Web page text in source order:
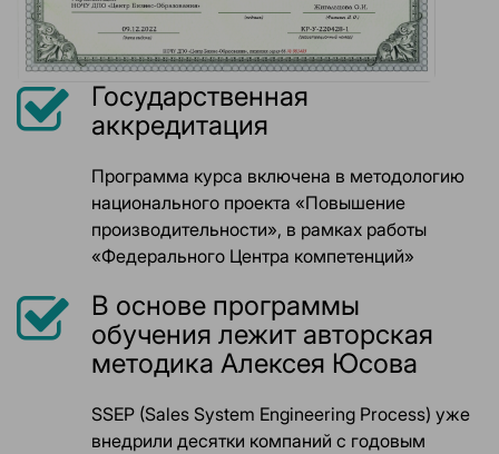
Государственная
аккредитация
Программа курса включена в методологию
национального проекта «Повышение
производительности», в рамках работы
«Федерального Центра компетенций»
В основе программы
обучения лежит авторская
методика Алексея Юсова
SSEP (Sales System Engineering Process) уже
внедрили десятки компаний с годовым